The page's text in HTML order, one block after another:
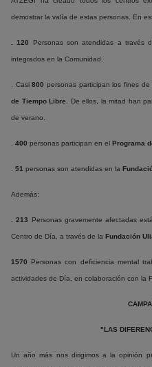
demostrar la valía de estas personas. En
. 120 Personas son atendidas a través
integrados en la Comunidad.
. Casi800 personas participan los fines
de Tiempo Libre . De ellos, la mitad han
de verano.
400 personas participan en el Programa
51 personas son atendidas en la
Además:
. 213 Personas gravemente afectadas
Centro de Día, a través de la Fundación
1570 Personas con deficiencia mental
actividades de Día, en colaboración con la
"LAS
Un año más nos dirigimos a la opinión